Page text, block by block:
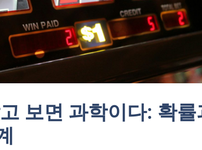
보면 과학이다: 확